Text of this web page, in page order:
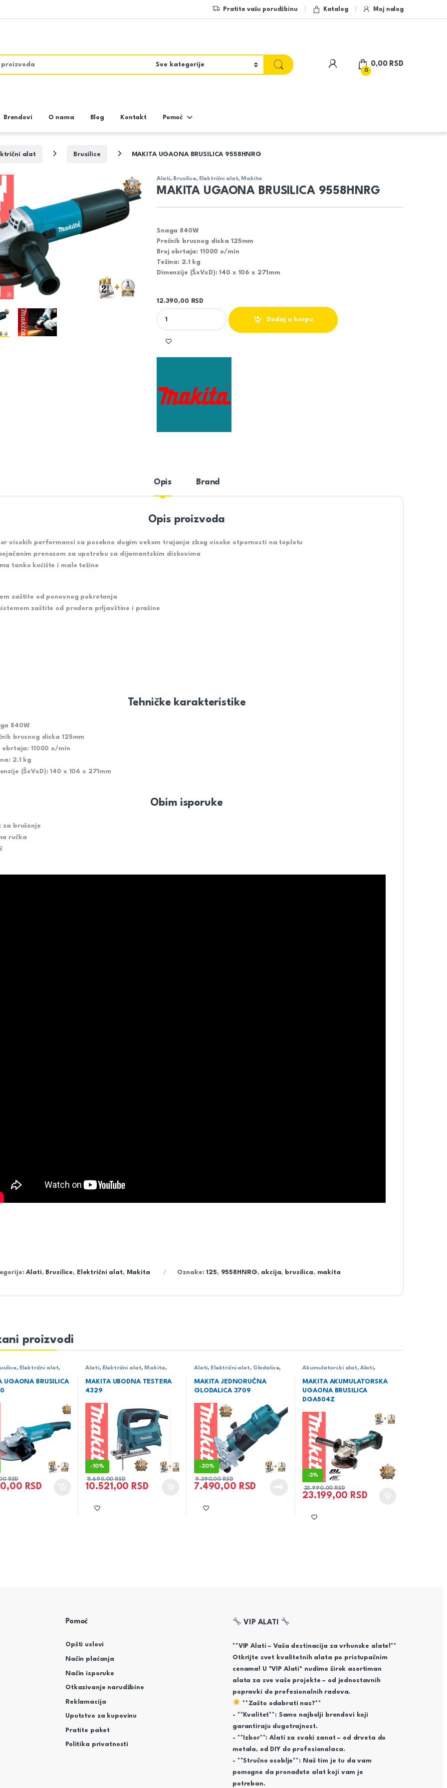
Pratite vašu porudžbinu Katalog Moj nalog
My Account
0
0,00 RSD
Brendovi O nama Blog Kontakt Pomoć
alat Brusilice MAKITA UGAONA BRUSILICA 9558HNRG
Alati, Brusilice, Električni alat, Makita
MAKITA UGAONA BRUSILICA 9558HNRG
Snaga 840W
Prečnik brusnog diska 125mm
Broj obrtaja: 11000 o/min
Težina: 2.1 kg
Dimenzije (ŠxVxD): 140 x 106 x 271mm
12.390,00
RSD
MAKITA UGAONA BRUSILICA 9558HNRG quantity
Dodaj u korpu
Opis Brand
Opis proizvoda
visokih performansi sa posebno dugim vekom trajanja zbog visoke otpornosti na toplotu
prenosom za upotrebu sa dijamantskim diskovima
tanko kućište i male težine
zaštite od ponovnog pokretanja
zaštite od prodora prljavštine i prašine
Tehničke karakteristike
840W
brusnog diska 125mm
obrtaja: 11000 o/min
2.1 kg
(ŠxVxD): 140 x 106 x 271mm
Obim isporuke
za brušenje
ručka
Alati, Brusilice, Električni alat, Makita Oznake:125, 9558HNRG, akcija, brusilica, makita
proizvodi
, Električni alat,
UGAONA BRUSILICA
RSD
RSD
Alati, Električni alat, Makita,
udodne/lanačane/univerzalne
MAKITA UBODNA TESTERA
4329
-10%
10.521,00 RSD
11.690,00RSD
Alati, Električni alat, Glodalice,
MAKITA JEDNORUČNA
GLODALICA 3709
-20%
7.490,00 RSD
9.390,00RSD
Akumulatorski alat, Alati,
MAKITA AKUMULATORSKA
UGAONA BRUSILICA
DGA504Z
-3%
23.199,00 RSD
23.990,00RSD
Pomoć
Opšti uslovi
Način plaćanja
Način isporuke
Otkazivanje narudžbine
Reklamacija
Uputstvo za kupovinu
Pratite paket
Politika privatnosti
VIP ALATI
**VIP Alati – Vaša destinacija za vrhunske alate!**
Otkrijte svet kvalitetnih alata po pristupačnim
cenama! U "VIP Alati" nudimo širok asortiman
alata za sve vaše projekte – od jednostavnih
popravki do profesionalnih radova.
**Zašto odabrati nas?**
- **Kvalitet**: Samo najbolji brendovi koji
garantiraju dugotrajnost.
- **Izbor**: Alati za svaki zanat – od drveta do
metala, od DIY do profesionalaca.
- **Stručno osoblje**: Naš tim je tu da vam
pomogne da pronađete alat koji vam je
potreban.